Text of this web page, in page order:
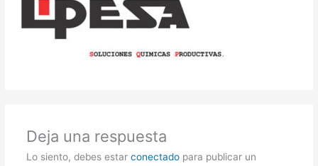
Deja una respuesta
Lo siento, debes estar conectadopara publicar un